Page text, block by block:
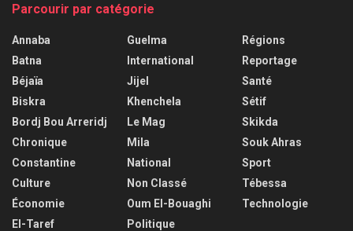
Parcourir par catégorie
Annaba
Batna
Béjaïa
Biskra
Bordj Bou Arreridj
Chronique
Constantine
Culture
Économie
El-Taref
Guelma
International
Jijel
Khenchela
Le Mag
Mila
National
Non Classé
Oum El-Bouaghi
Politique
Régions
Reportage
Santé
Sétif
Skikda
Souk Ahras
Sport
Tébessa
Technologie